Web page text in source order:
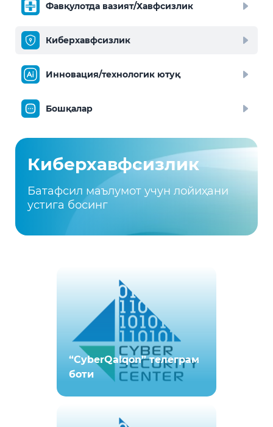
Фавқулотда вазият/Хавфсизлик
Киберхавфсизлик
Инновация/технологик ютуқ
Бошқалар
Киберхавфсизлик
Батафсил маълумот учун лойиҳани
устига босинг
“CyberQalqon” телеграм
боти